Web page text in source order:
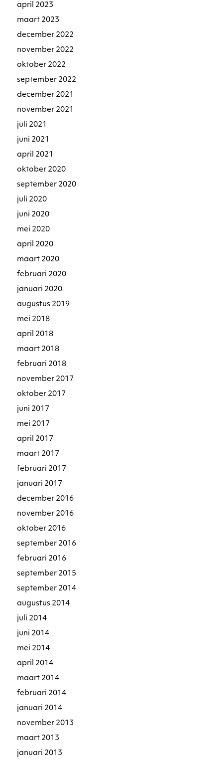
april 2023
maart 2023
december 2022
november 2022
oktober 2022
september 2022
december 2021
november 2021
juli 2021
juni 2021
april 2021
oktober 2020
september 2020
juli 2020
juni 2020
mei 2020
april 2020
maart 2020
februari 2020
januari 2020
augustus 2019
mei 2018
april 2018
maart 2018
februari 2018
november 2017
oktober 2017
juni 2017
mei 2017
april 2017
maart 2017
februari 2017
januari 2017
december 2016
november 2016
oktober 2016
september 2016
februari 2016
september 2015
september 2014
augustus 2014
juli 2014
juni 2014
mei 2014
april 2014
maart 2014
februari 2014
januari 2014
november 2013
maart 2013
januari 2013